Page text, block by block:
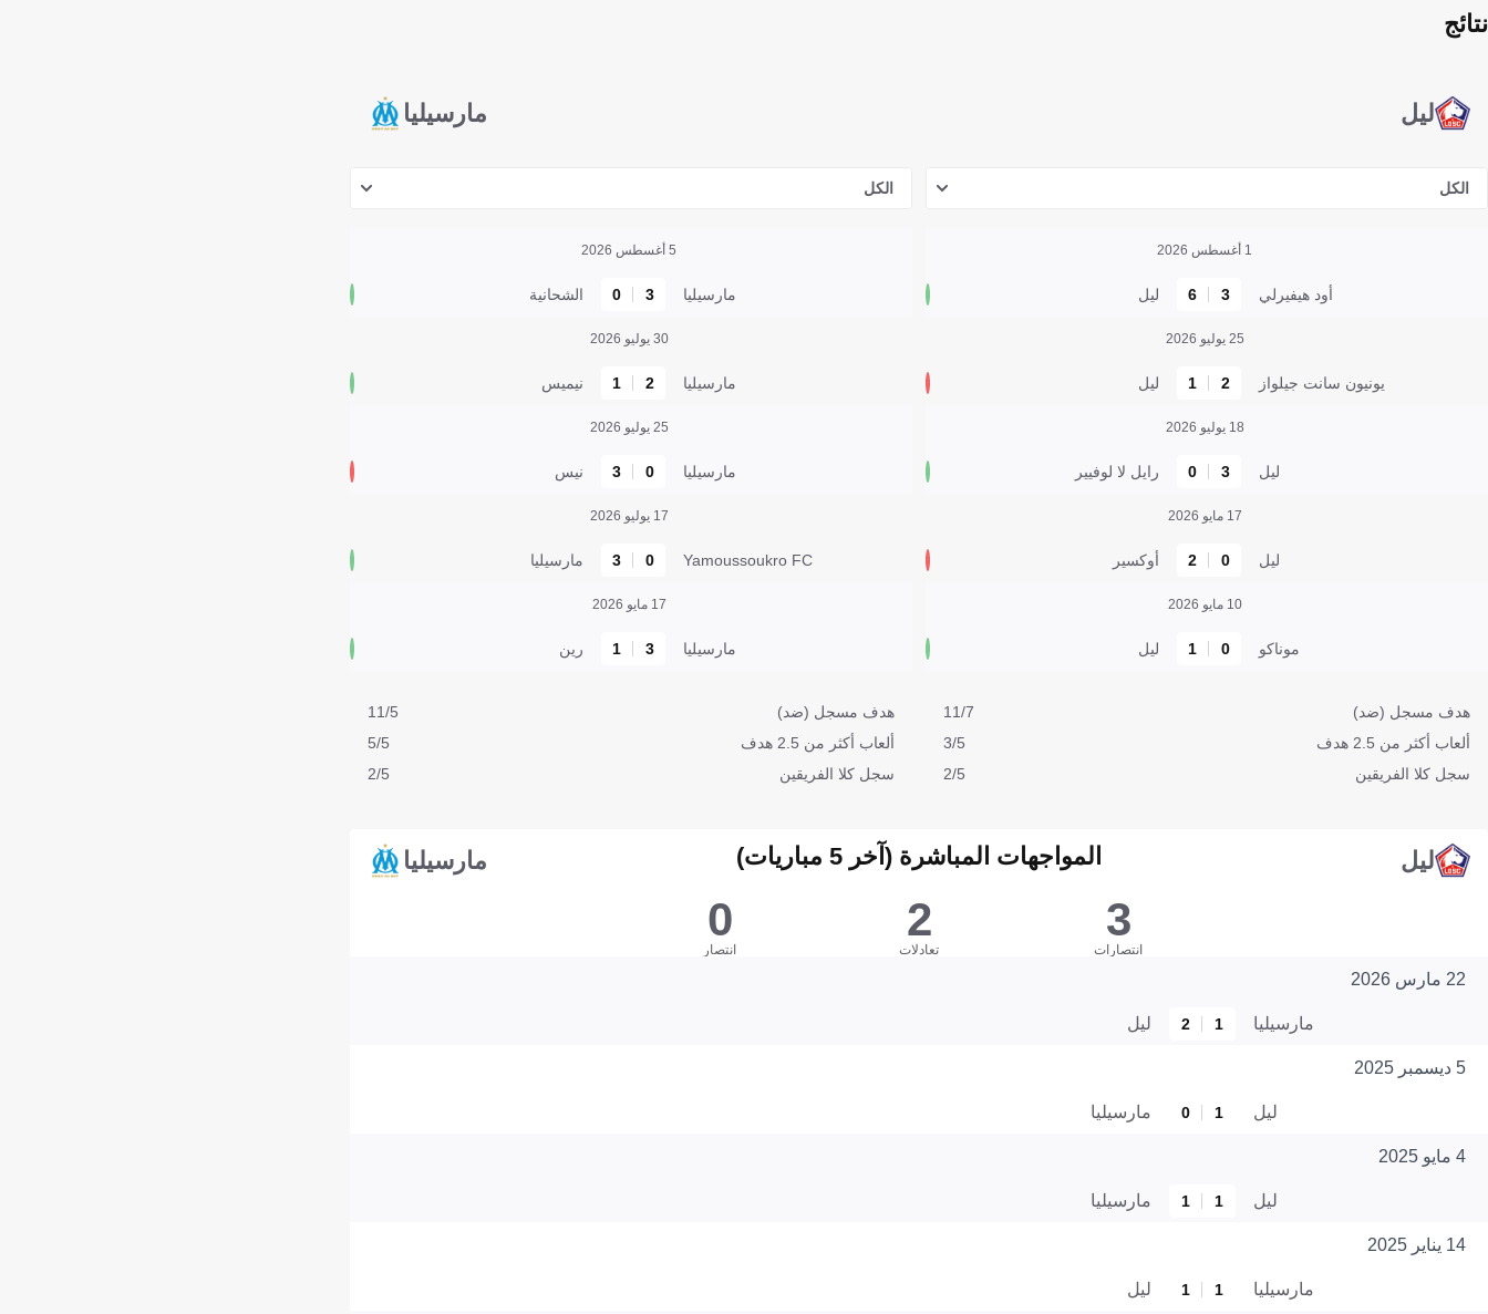
ليل
نتائج
مارسيليا
الكل
1 أغسطس 2026
أود هيفيرلي 3
6 ليل
25 يوليو 2026
يونيون سانت جيلواز 2
1 ليل
18 يوليو 2026
ليل 3
0 رايل لا لوفيير
17 مايو 2026
ليل 0
2 أوكسير
10 مايو 2026
موناكو 0
1 ليل
هدف مسجل (ضد)
11/7
ألعاب أكثر من 2.5 هدف
3/5
سجل كلا الفريقين
2/5
الكل
5 أغسطس 2026
مارسيليا 3
0 الشحانية
30 يوليو 2026
مارسيليا 2
1 نيميس
25 يوليو 2026
مارسيليا 0
3 نيس
17 يوليو 2026
Yamoussoukro FC
0
3 مارسيليا
17 مايو 2026
مارسيليا 3
1 رين
هدف مسجل (ضد)
11/5
ألعاب أكثر من 2.5 هدف
5/5
سجل كلا الفريقين
2/5
ليل المواجهات المباشرة (آخر 5 مباريات) مارسيليا
3
انتصارات
2
تعادلات
0
انتصار
22 مارس 2026
مارسيليا 1
2 ليل
5 ديسمبر 2025
ليل 1
0 مارسيليا
4 مايو 2025
ليل 1
1 مارسيليا
14 يناير 2025
مارسيليا 1
1 ليل